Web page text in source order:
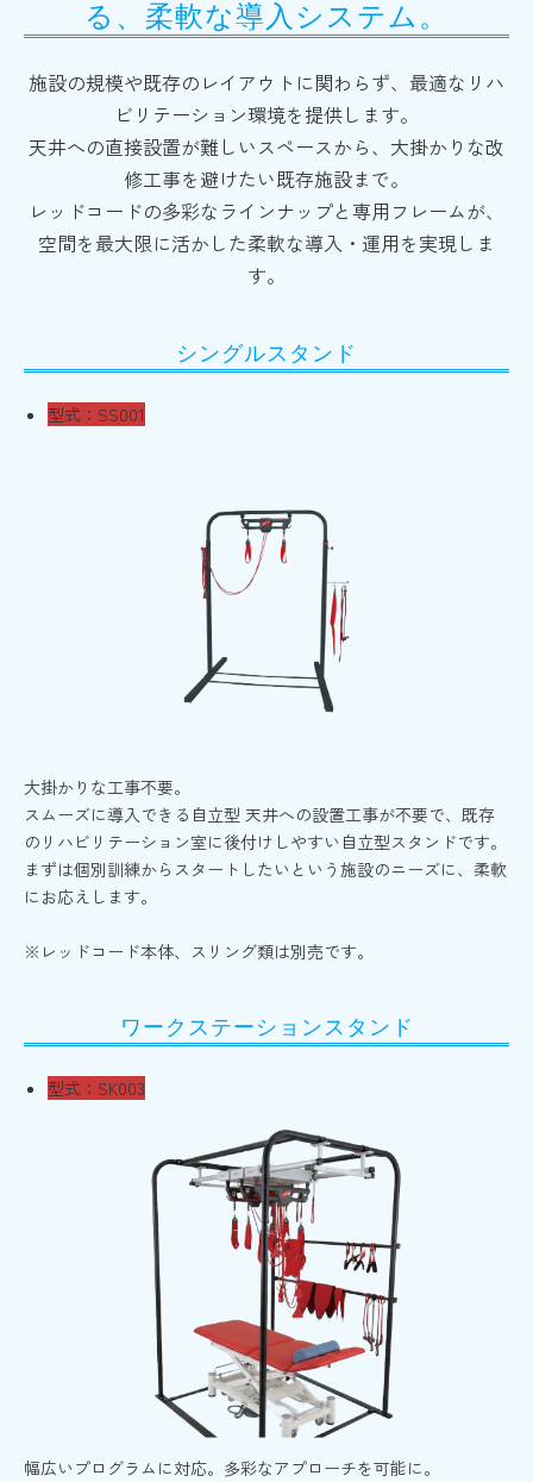
る、柔軟な導入システム。
施設の規模や既存のレイアウトに関わらず、最適なリハ
ビリテーション環境を提供します。
天井への直接設置が難しいスペースから、大掛かりな改
修工事を避けたい既存施設まで。
レッドコードの多彩なラインナップと専用フレームが、
空間を最大限に活かした柔軟な導入・運用を実現しま
す。
シングルスタンド
型式：SS001
大掛かりな工事不要。
スムーズに導入できる自立型 天井への設置工事が不要で、既存
のリハビリテーション室に後付けしやすい自立型スタンドです。
まずは個別訓練からスタートしたいという施設のニーズに、柔軟
にお応えします。
※レッドコード本体、スリング類は別売です。
ワークステーションスタンド
型式：SK003
幅広いプログラムに対応。多彩なアプローチを可能に。